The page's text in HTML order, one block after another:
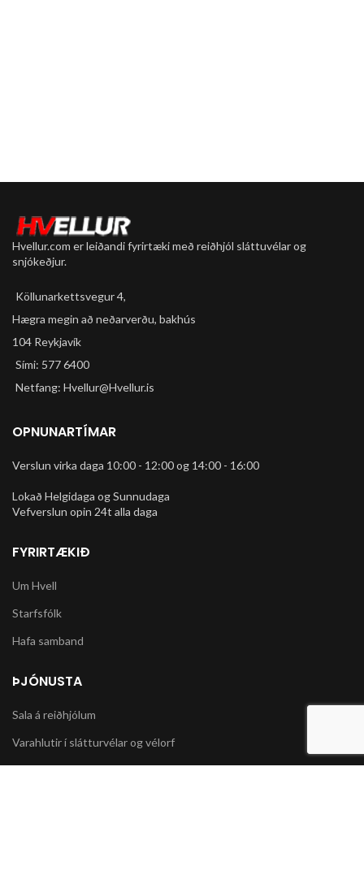
Hvellur.com er leiðandi fyrirtæki með reiðhjól sláttuvélar og
snjókeðjur.
Köllunarkettsvegur 4,
Hægra megin að neðarverðu, bakhús
104 Reykjavík
Sími: 577 6400
Netfang: Hvellur@Hvellur.is
OPNUNARTÍMAR
Verslun virka daga 10:00 - 12:00 og 14:00 - 16:00
Lokað Helgidaga og Sunnudaga
Vefverslun opin 24t alla daga
FYRIRTÆKIÐ
Um Hvell
Starfsfólk
Hafa samband
ÞJÓNUSTA
Sala á reiðhjólum
Varahlutir í slátturvélar og vélorf
Sala á snjókeðjum